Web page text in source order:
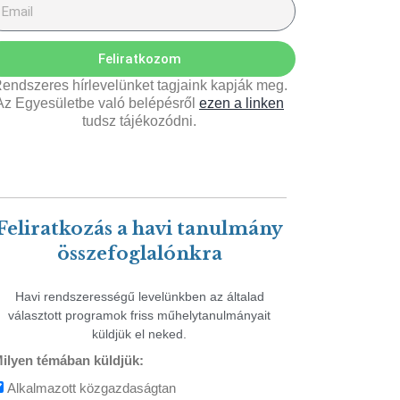
Feliratkozom
hírlevelünket tagjaink kapják meg.
Egyesületbe való belépésről ezen a linken
tudsz tájékozódni.
a havi tanulmány
összefoglalónkra
Havi rendszerességű levelünkben az általad
választott programok friss műhelytanulmányait
küldjük el neked.
témában küldjük:
Alkalmazott közgazdaságtan